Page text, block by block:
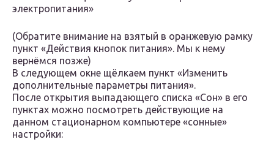
электропитания»
(Обратите внимание на взятый в оранжевую рамку
пункт «Действия кнопок питания». Мы к нему
вернёмся позже)
В следующем окне щёлкаем пункт «Изменить
дополнительные параметры питания».
После открытия выпадающего списка «Сон» в его
пунктах можно посмотреть действующие на
данном стационарном компьютере «сонные»
настройки: